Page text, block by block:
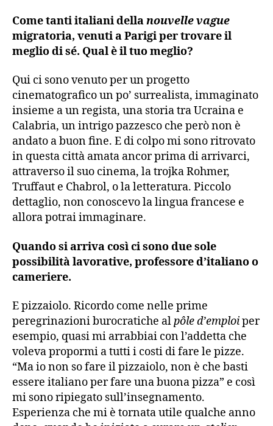
Come tanti italiani dellanouvelle vague
migratoria, venuti a Parigi per trovare il
meglio di sé. Qual è il tuo meglio?
Qui ci sono venuto per un progetto
cinematografico un po’ surrealista, immaginato
insieme a un regista, una storia tra Ucraina e
Calabria, un intrigo pazzesco che però non è
andato a buon fine. E di colpo mi sono ritrovato
in questa città amata ancor prima di arrivarci,
attraverso il suo cinema, la trojka Rohmer,
Truffaut e Chabrol, o la letteratura. Piccolo
dettaglio, non conoscevo la lingua francese e
allora potrai immaginare.
Quando si arriva così ci sono due sole
possibilità lavorative, professore d’italiano o
cameriere.
E pizzaiolo. Ricordo come nelle prime
peregrinazioni burocratiche alpôle d’emploiper
esempio, quasi mi arrabbiai con l’addetta che
voleva propormi a tutti i costi di fare le pizze.
“Ma io non so fare il pizzaiolo, non è che basti
essere italiano per fare una buona pizza” e così
mi sono ripiegato sull’insegnamento.
Esperienza che mi è tornata utile qualche anno